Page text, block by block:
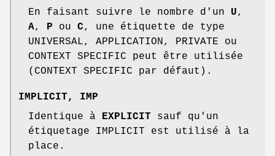
En faisant suivre le nombre d'un U,
A, P ou C, une étiquette de type
UNIVERSAL, APPLICATION, PRIVATE ou
CONTEXT SPECIFIC peut être utilisée
(CONTEXT SPECIFIC par défaut).
IMPLICIT, IMP
Identique à EXPLICIT sauf qu'un
étiquetage IMPLICIT est utilisé à la
place.